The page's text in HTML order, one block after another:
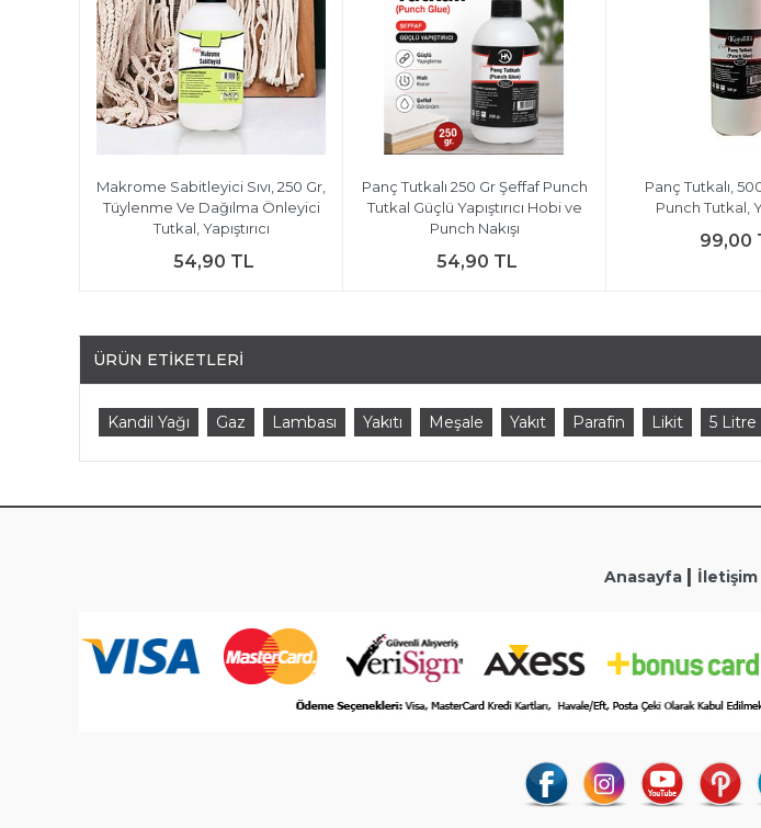
Makrome Sabitleyici Sıvı, 250 Gr,
Tüylenme Ve Dağılma Önleyici
Tutkal, Yapıştırıcı
54,90 TL
Panç Tutkalı 250 Gr Şeffaf Punch
Tutkal Güçlü Yapıştırıcı Hobi ve
Punch Nakışı
54,90 TL
Panç Tutkalı,
Punch Tutkal,
99,00
ÜRÜN ETIKETLERI
Kandil Yağı Gaz Lambası Yakıtı Meşale Yakıt Parafin Likit 5 Litre
Anasayfa | İletişim